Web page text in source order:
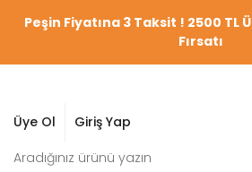
Peşin Fiyatına 3 Taksit ! 2500 TL
Fırsatı
Üye Ol Giriş Yap